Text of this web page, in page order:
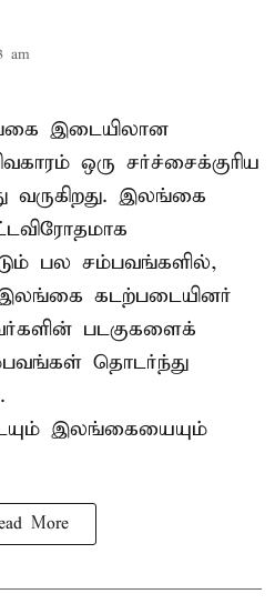
am
இடையிலான
ஒரு சர்ச்சைக்குரிய
வருகிறது. இலங்கை
பல சம்பவங்களில்,
கடற்படையினர்
படகுகளைக்
தொடர்ந்து
இலங்கையையும்
More